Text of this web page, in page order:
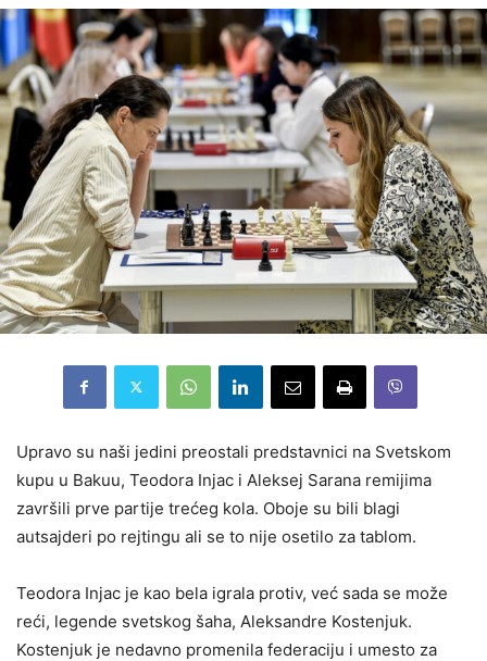
Upravo su naši jedini preostali predstavnici na Svetskom
kupu u Bakuu, Teodora Injac i Aleksej Sarana remijima
završili prve partije trećeg kola. Oboje su bili blagi
autsajderi po rejtingu ali se to nije osetilo za tablom.
Teodora Injac je kao bela igrala protiv, već sada se može
reći, legende svetskog šaha, Aleksandre Kostenjuk.
Kostenjuk je nedavno promenila federaciju i umesto za